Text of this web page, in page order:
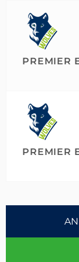
PREMIER
PREMIER